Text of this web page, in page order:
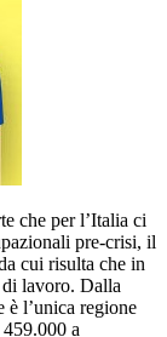
che per l’Italia ci
pre-crisi, il
cui risulta che in
lavoro. Dalla
l’unica regione
a